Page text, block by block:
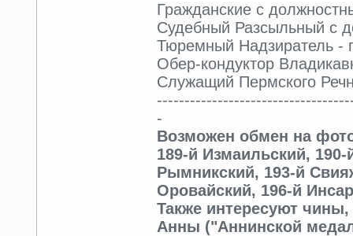
Гражданские с
Судебный Разсыльный с
Тюремный Надзиратель -
Обер-кондуктор
Служащий Пермского
-
Возможен обмен на
189-й Измаильский,
Рымникский, 193-й
Оровайский, 196-й
Также интересуют
Анны ("Аннинской